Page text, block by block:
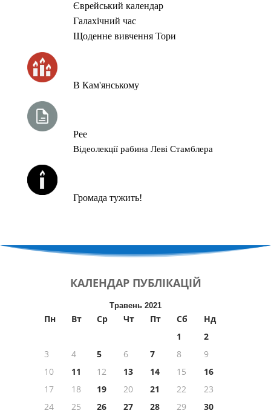
Єврейський календар
Галахічний час
Щоденне вивчення Тори
В Кам'янському
Рее
Відеолекції рабина Леві Стамблера
Громада тужить!
КАЛЕНДАР ПУБЛІКАЦІЙ
Травень 2021
Пн Вт Ср Чт Пт Сб
Нд
1
2
3
4 5 6 7 8
9
10
11 12 13 14 15
16
17
18 19 20 21 22
23
24
25 26 27 28 29
30